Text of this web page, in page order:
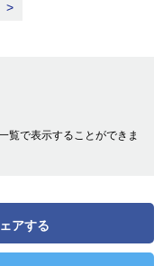
>
覧で表示することができま
アする